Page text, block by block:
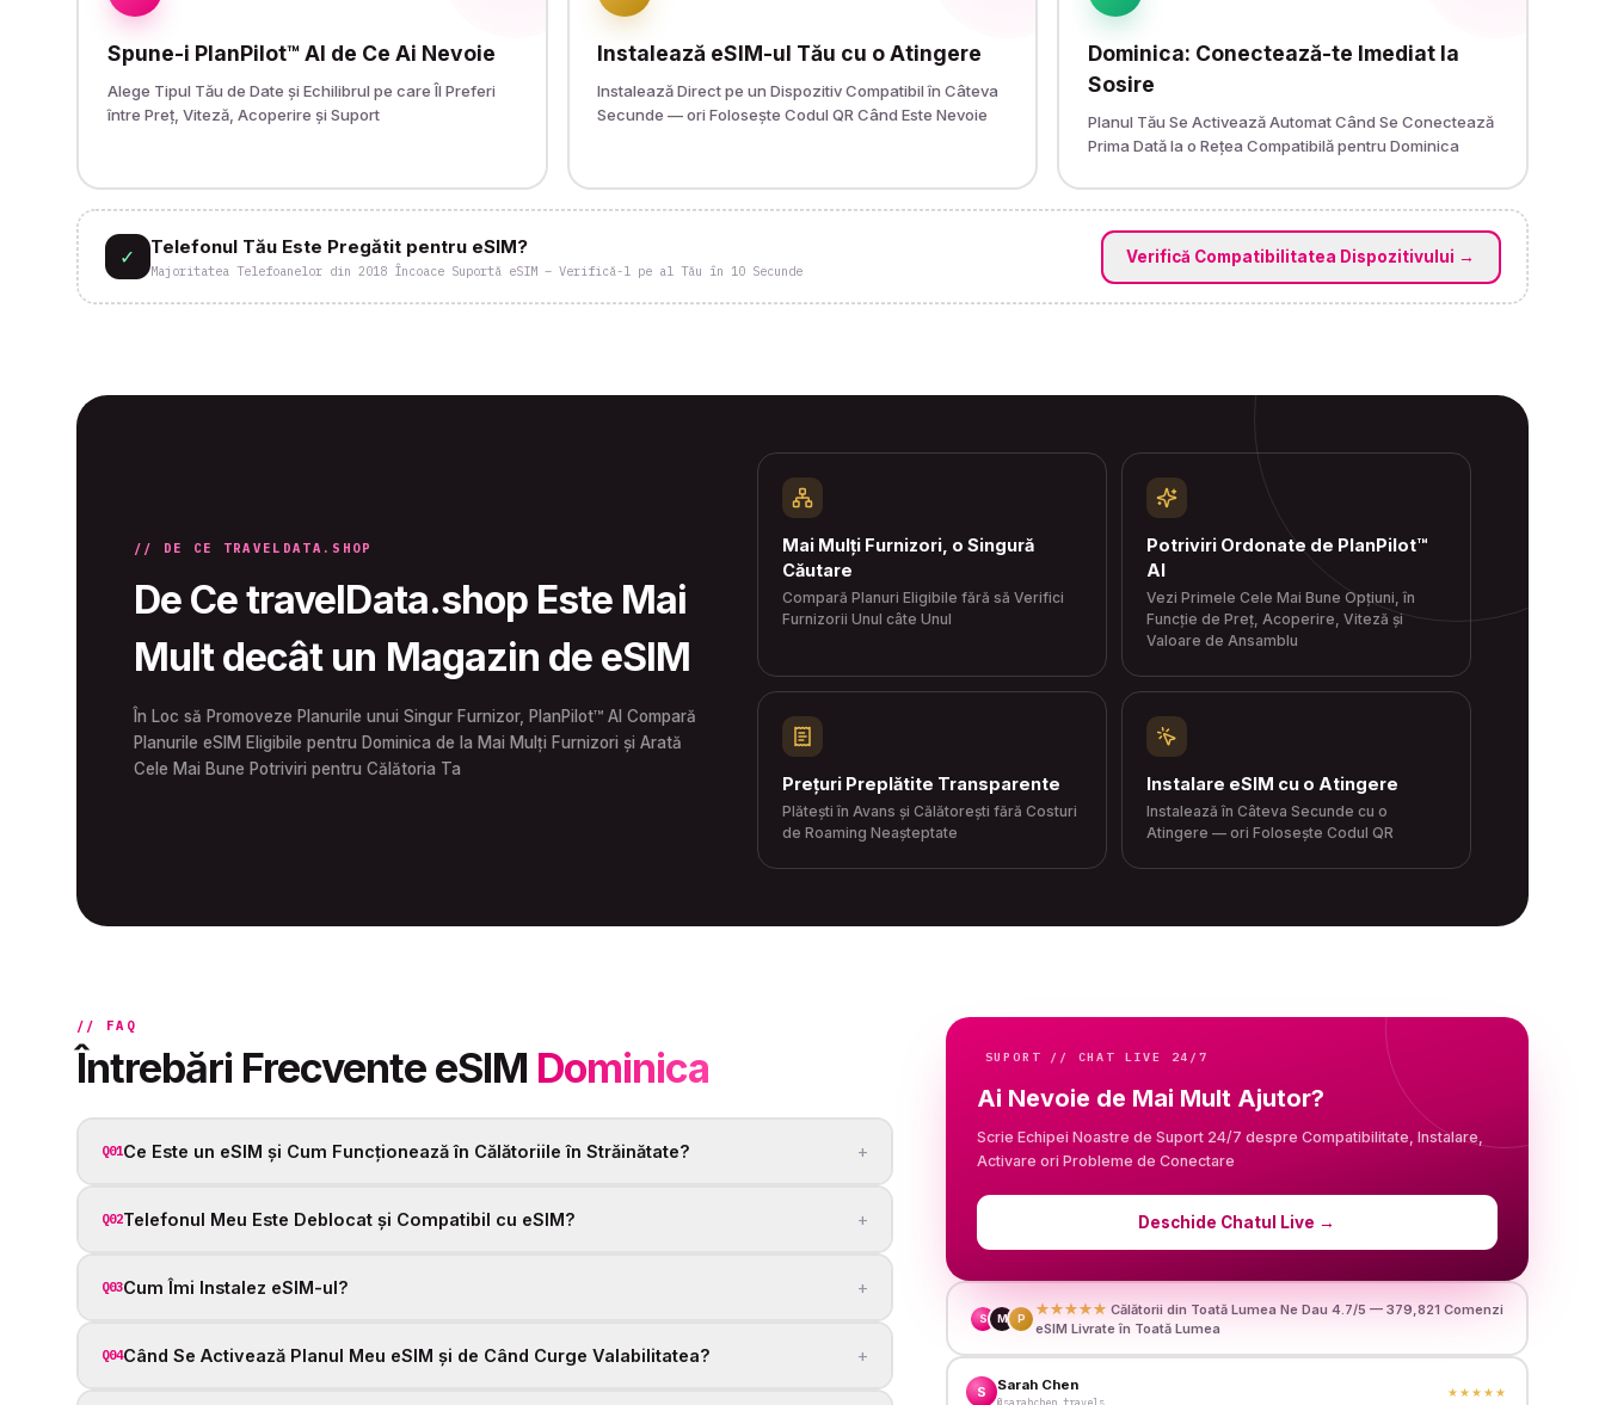
Spune-i PlanPilot™ AI de Ce Ai Nevoie
Alege Tipul Tău de Date și Echilibrul pe care Îl Preferi
între Preț, Viteză, Acoperire și Suport
Instalează eSIM-ul Tău cu o Atingere
Instalează Direct pe un Dispozitiv Compatibil în Câteva
Secunde — ori Folosește Codul QR Când Este Nevoie
Dominica: Conectează-te Imediat la
Sosire
Planul Tău Se Activează Automat Când Se Conectează
Prima Dată la o Rețea Compatibilă pentru Dominica
✓ Telefonul Tău Este Pregătit pentru eSIM?
Majoritatea Telefoanelor din 2018 Încoace Suportă eSIM – Verifică-l pe al Tău în 10 Secunde
Verifică Compatibilitatea Dispozitivului →
// DE CE TRAVELDATA.SHOP
De Ce travelData.shop Este Mai
Mult decât un Magazin de eSIM
În Loc să Promoveze Planurile unui Singur Furnizor, PlanPilot™ AI Compară
Planurile eSIM Eligibile pentru Dominica de la Mai Mulți Furnizori și Arată
Cele Mai Bune Potriviri pentru Călătoria Ta
Mai Mulți Furnizori, o Singură
Căutare
Compară Planuri Eligibile fără să Verifici
Furnizorii Unul câte Unul
Potriviri Ordonate de PlanPilot™
AI
Vezi Primele Cele Mai Bune Opțiuni, în
Funcție de Preț, Acoperire, Viteză și
Valoare de Ansamblu
Prețuri Preplătite Transparente
Plătești în Avans și Călătorești fără Costuri
de Roaming Neașteptate
Instalare eSIM cu o Atingere
Instalează în Câteva Secunde cu o
Atingere — ori Folosește Codul QR
// FAQ
Întrebări Frecvente eSIM Dominica
Q01Ce Este un eSIM și Cum Funcționează în Călătoriile în Străinătate? +
Q02Telefonul Meu Este Deblocat și Compatibil cu eSIM? +
Q03Cum Îmi Instalez eSIM-ul? +
Q04Când Se Activează Planul Meu eSIM și de Când Curge Valabilitatea? +
SUPORT // CHAT LIVE 24/7
Ai Nevoie de Mai Mult Ajutor?
Scrie Echipei Noastre de Suport 24/7 despre Compatibilitate, Instalare,
Activare ori Probleme de Conectare
Deschide Chatul Live →
S M P
★★★★★ Călătorii din Toată Lumea Ne Dau 4.7/5 — 379,821 Comenzi
eSIM Livrate în Toată Lumea
S Sarah Chen
@sarahchen_travels
★★★★★